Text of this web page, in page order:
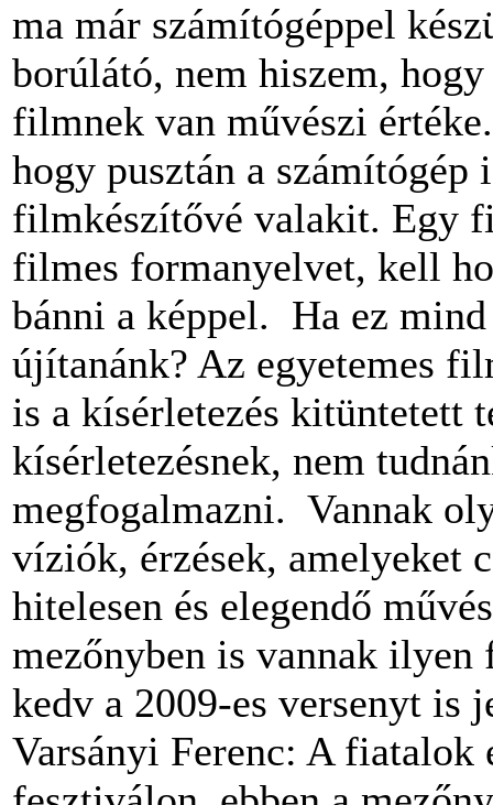
ma már számítógéppel
borúlátó, nem hiszem,
filmnek van művészi
hogy pusztán a számítógép
filmkészítővé valakit. Egy
filmes formanyelvet, kell
bánni a képpel. Ha ez
újítanánk? Az egyetemes
is a kísérletezés kitüntetett
kísérletezésnek, nem
megfogalmazni. Vannak
víziók, érzések, amelyeket
hitelesen és elegendő
mezőnyben is vannak
kedv a 2009-es versenyt is
Varsányi Ferenc: A fiatalok